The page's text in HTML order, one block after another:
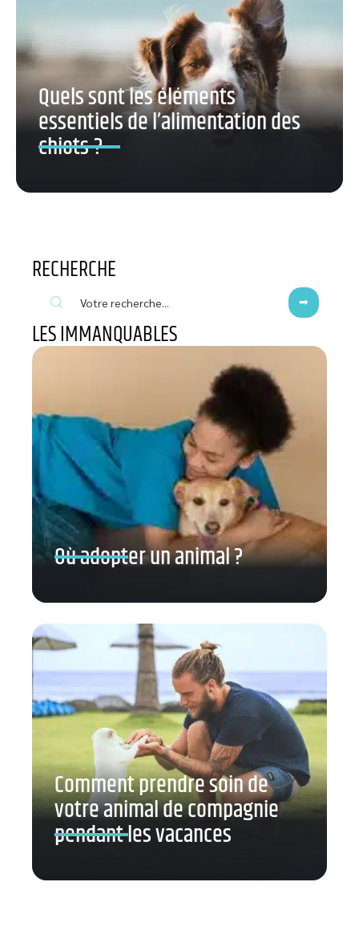
Quels sont les éléments
essentiels de l’alimentation des
chiots ?
RECHERCHE
LES IMMANQUABLES
Où adopter un animal ?
Comment prendre soin de
votre animal de compagnie
pendant les vacances